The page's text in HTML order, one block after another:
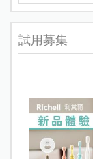
試用募集